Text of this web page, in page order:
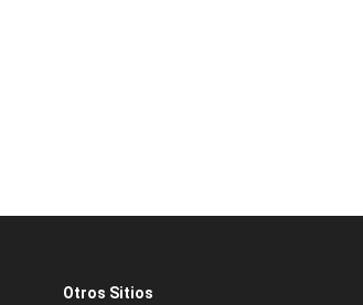
Otros Sitios